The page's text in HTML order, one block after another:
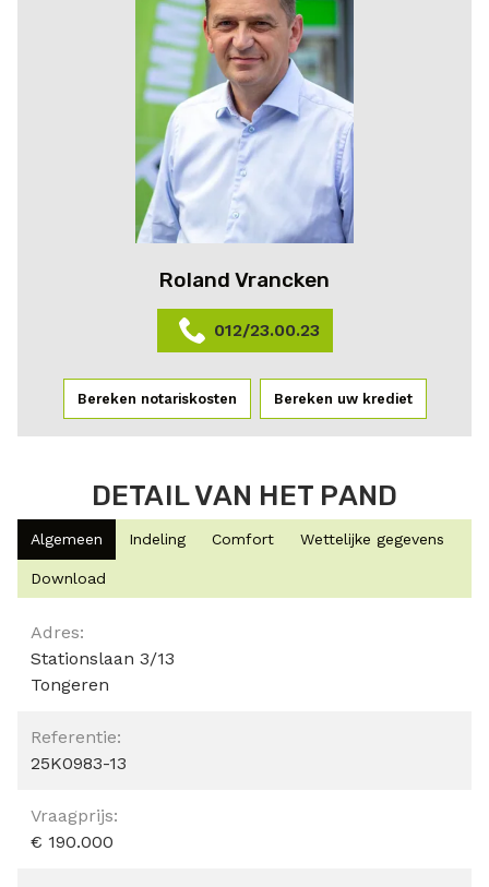
Roland Vrancken
012/23.00.23
Bereken notariskosten Bereken uw krediet
DETAIL VAN HET PAND
Algemeen Indeling Comfort Wettelijke gegevens
Download
Algemeen
Adres:
Stationslaan 3/13
Tongeren
Referentie:
25K0983-13
Vraagprijs:
€ 190.000